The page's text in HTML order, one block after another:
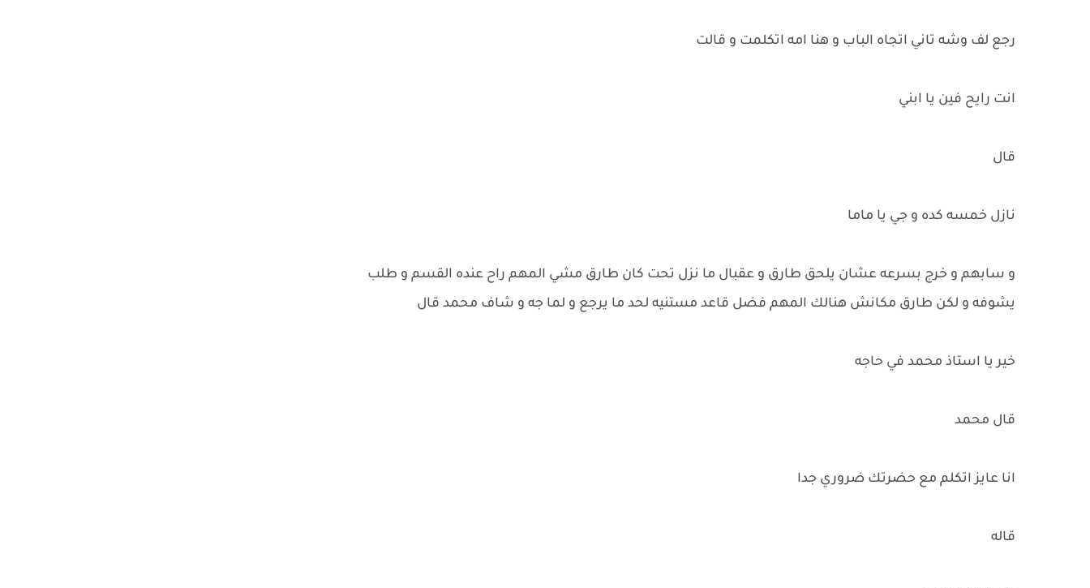
رجع لف وشه تاني اتجاه الباب و هنا امه اتكلمت و قالت
انت رايح فين يا ابني
قال
نازل خمسه كده و جي يا ماما
و سابهم و خرج بسرعه عشان يلحق طارق و عقبال ما نزل تحت كان طارق مشي المهم راح عنده القسم و طلب
يشوفه و لكن طارق مكانش هنالك المهم فضل قاعد مستنيه لحد ما يرجع و لما جه و شاف محمد قال
خير يا استاذ محمد في حاجه
قال محمد
انا عايز اتكلم مع حضرتك ضروري جدا
قاله